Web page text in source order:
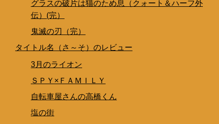
グラスの破片は猫のため息（クォート＆ハーフ外
伝）(完）
鬼滅の刃（完）
タイトル名（さ～そ）のレビュー
3月のライオン
ＳＰＹ×ＦＡＭＩＬＹ
自転車屋さんの高橋くん
塩の街